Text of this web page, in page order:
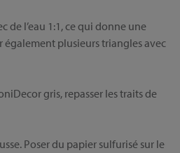
de l’eau 1:1, ce qui donne une
également plusieurs triangles avec
gris, repasser les traits de
Poser du papier sulfurisé sur le